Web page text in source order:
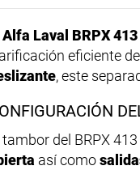
Alfa Laval BRPX
eficiente
, este
tambor del BRPX
así como